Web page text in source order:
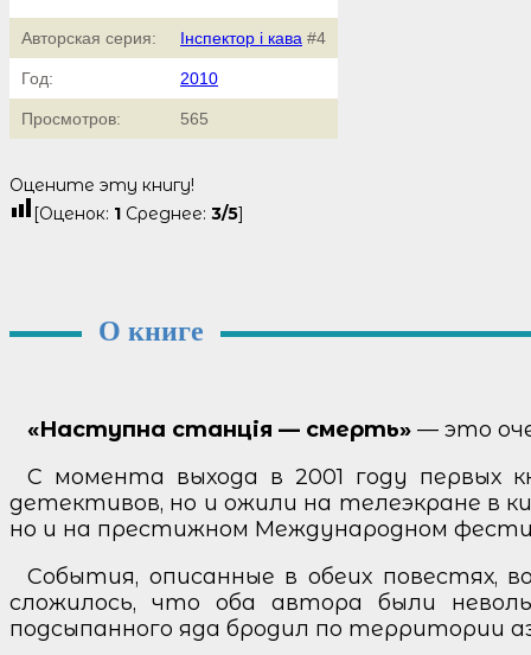
Авторская серия: Інспектор і кава #4
Год: 2010
Просмотров: 565
Оцените эту книгу!
[Оценок: 1 Среднее: 3/5]
О книге
«Наступна станція — смерть» — это
С момента выхода в 2001 году первых
детективов, но и ожили на телеэкране в
но и на престижном Международном
События, описанные в обеих
сложилось, что оба автора были
подсыпанного яда бродил по территории